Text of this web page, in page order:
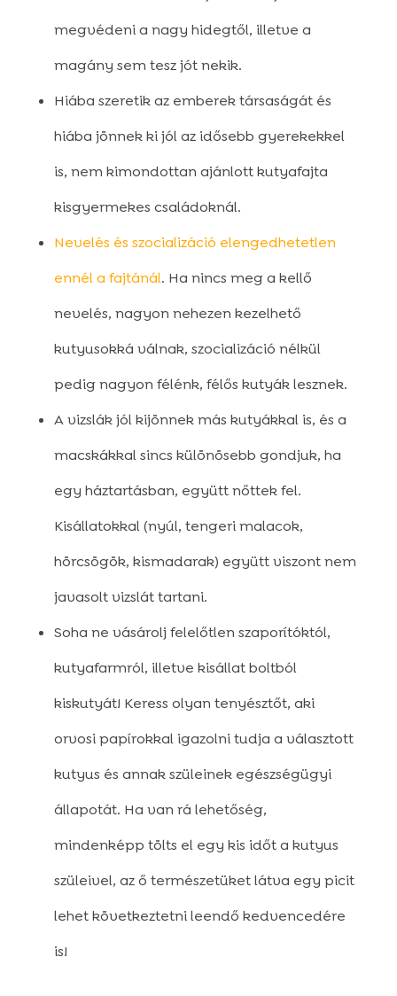
megvédeni a nagy hidegtől, illetve a
magány sem tesz jót nekik.
Hiába szeretik az emberek társaságát és
hiába jönnek ki jól az idősebb gyerekekkel
is, nem kimondottan ajánlott kutyafajta
kisgyermekes családoknál.
Nevelés és szocializáció elengedhetetlen
ennél a fajtánál. Ha nincs meg a kellő
nevelés, nagyon nehezen kezelhető
kutyusokká válnak, szocializáció nélkül
pedig nagyon félénk, félős kutyák lesznek.
A vizslák jól kijönnek más kutyákkal is, és a
macskákkal sincs különösebb gondjuk, ha
egy háztartásban, együtt nőttek fel.
Kisállatokkal (nyúl, tengeri malacok,
hörcsögök, kismadarak) együtt viszont nem
javasolt vizslát tartani.
Soha ne vásárolj felelőtlen szaporítóktól,
kutyafarmról, illetve kisállat boltból
kiskutyát! Keress olyan tenyésztőt, aki
orvosi papírokkal igazolni tudja a választott
kutyus és annak szüleinek egészségügyi
állapotát. Ha van rá lehetőség,
mindenképp tölts el egy kis időt a kutyus
szüleivel, az ő természetüket látva egy picit
lehet következtetni leendő kedvencedére
is!